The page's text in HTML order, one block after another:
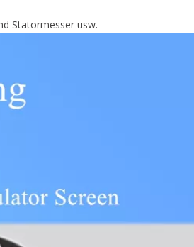
Statormesser usw.